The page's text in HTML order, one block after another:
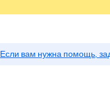
Если вам нужна помощь,